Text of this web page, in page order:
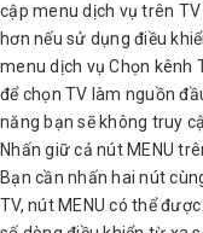
cập menu dịch vụ trên
hơn nếu sử dụng điều
menu dịch vụ Chọn kênh
để chọn TV làm nguồn
năng bạn sẽ không truy
Nhấn giữ cả nút MENU
Bạn cần nhấn hai nút
TV, nút MENU có thể